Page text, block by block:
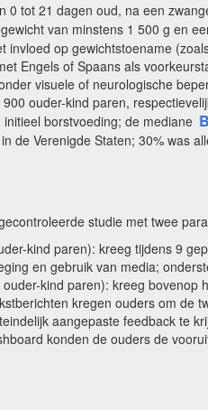
0 tot 21 dagen oud, na een
van minstens 1 500 g en
invloed op gewichtstoename
Engels of Spaans als
visuele of neurologische
ouder-kind paren,
borstvoeding; de mediane
de Verenigde Staten; 30% was
studie met twee
kind paren): kreeg tijdens 9
en gebruik van media;
kind paren): kreeg bovenop
kregen ouders om de
aangepaste feedback te
konden de ouders de